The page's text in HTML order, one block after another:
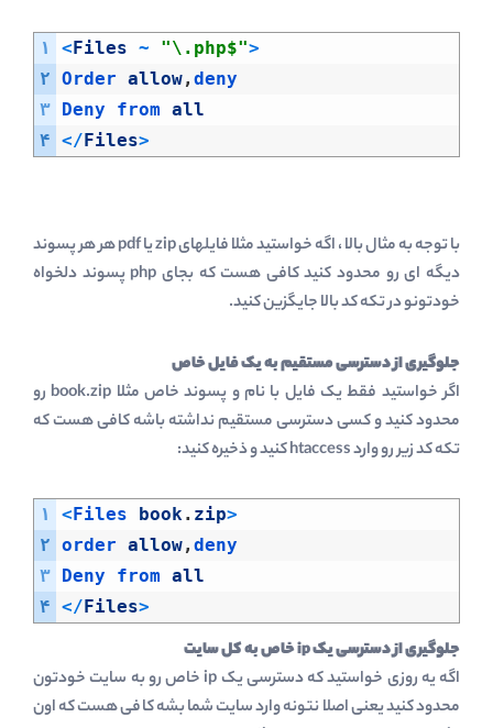
۱
۲
۳
۴
< Files ~ "\.php$">
Order allow, deny
Deny from all
</ Files>
با توجه به مثال بالا ، اگه خواستید مثلا فایلهای zip یا pdf هر هر پسوند
دیگه ای رو محدود کنید کافی هست که بجای php پسوند دلخواه
خودتونو در تکه کد بالا جایگزین کنید.
جلوگیری از دسترسی مستقیم به یک فایل خاص
اگر خواستید فقط یک فایل با نام و پسوند خاص مثلا book.zip رو
محدود کنید و کسی دسترسی مستقیم نداشته باشه کافی هست که
تکه کد زیر رو وارد htaccess کنید و ذخیره کنید:
۱
۲
۳
۴
< Files book. zip>
order allow, deny
Deny from all
</ Files>
جلوگیری از دسترسی یک ip خاص به کل سایت
اگه یه روزی خواستید که دسترسی یک ip خاص رو به سایت خودتون
محدود کنید یعنی اصلا نتونه وارد سایت شما بشه کافی هست که اون